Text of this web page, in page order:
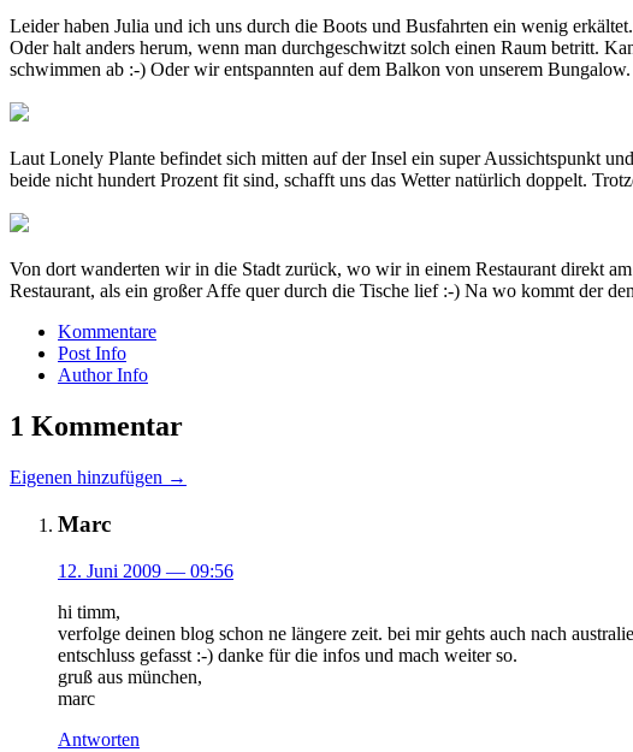
Leider haben Julia und ich uns durch die Boots und Busfahrten ein wenig
Oder halt anders herum, wenn man durchgeschwitzt solch einen Raum betritt.
schwimmen ab :-) Oder wir entspannten auf dem Balkon von unserem Bungalow.
Laut Lonely Plante befindet sich mitten auf der Insel ein super Aussichtspunkt
beide nicht hundert Prozent fit sind, schafft uns das Wetter natürlich doppelt.
Von dort wanderten wir in die Stadt zurück, wo wir in einem Restaurant direkt
Restaurant, als ein großer Affe quer durch die Tische lief :-) Na wo kommt der
Kommentare
Post Info
Author Info
1 Kommentar
Eigenen hinzufügen →
Marc
12. Juni 2009 — 09:56
hi timm,
verfolge deinen blog schon ne längere zeit. bei mir gehts auch nach
entschluss gefasst :-) danke für die infos und mach weiter so.
gruß aus münchen,
marc
Antworten